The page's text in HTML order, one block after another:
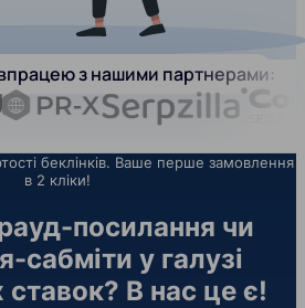
з нашими партнерами:
беклінків. Ваше перше замовлення
в 2 кліки!
посилання чи
сабміти у галузі
ставок? В нас це є!